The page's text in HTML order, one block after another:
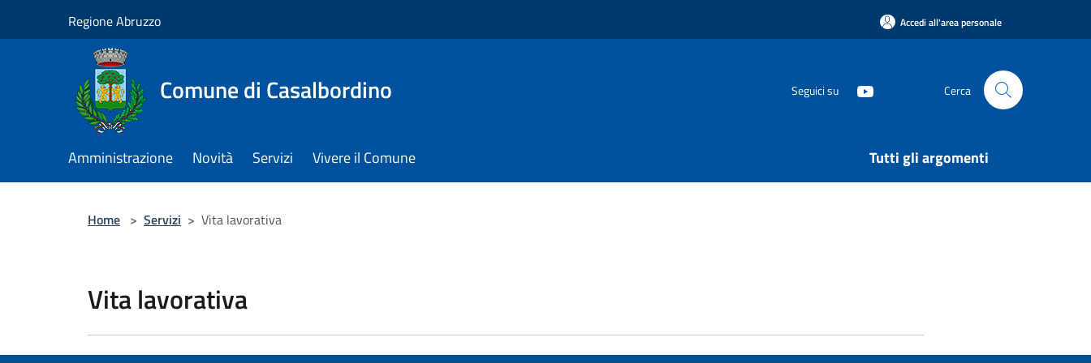
Regione Abruzzo Accedi all'area personale
Comune di Casalbordino Seguici su Cerca
Amministrazione Novità Servizi Vivere il Comune Tutti gli argomenti
Home > Servizi > Vita lavorativa
Vita lavorativa